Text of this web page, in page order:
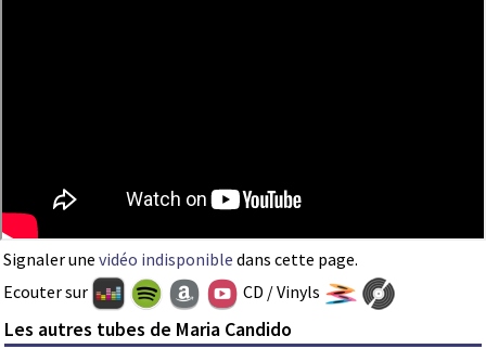
Signaler une vidéo indisponible dans cette page.
Ecouter sur
CD / Vinyls
Les autres tubes de Maria Candido